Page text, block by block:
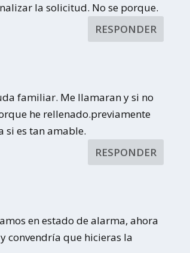
la solicitud. No se porque.
RESPONDER
familiar. Me llamaran y si no
he rellenado.previamente
si es tan amable.
RESPONDER
en estado de alarma, ahora
convendría que hicieras la